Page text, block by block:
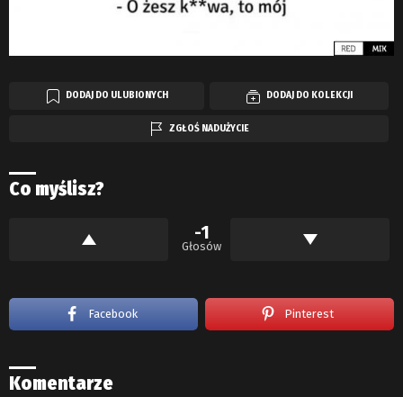
DODAJ DO ULUBIONYCH DODAJ DO KOLEKCJI
ZGŁOŚ NADUŻYCIE
Co myślisz?
-1
Głosów
Facebook Pinterest
Komentarze